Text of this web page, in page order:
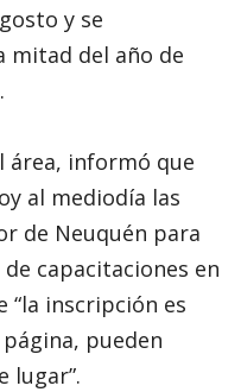
y se
mitad del año de
área, informó que
al mediodía las
de Neuquén para
capacitaciones en
“la inscripción es
pueden
lugar”.